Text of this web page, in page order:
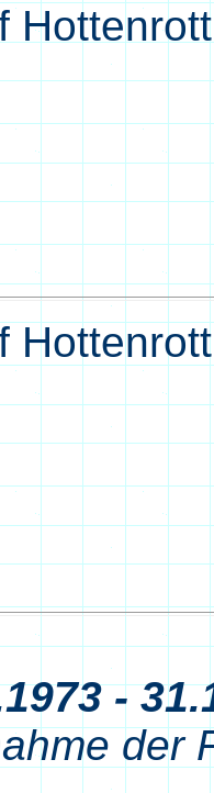
Hottenrott
Hottenrott
-
der